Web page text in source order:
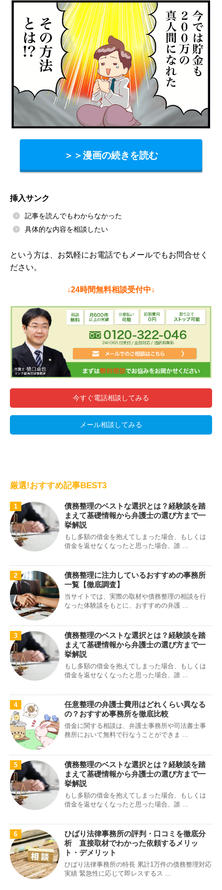
＞＞漫画の続きを読む
挿入サンク
記事を読んでもわからなかった
具体的な内容を相談したい
という方は、お気軽にお電話でもメールでもお問合せく
ださい。
↓24時間無料相談受付中↓
今すぐ電話相談してみる
メール相談してみる
厳選!おすすめ記事BEST3
1
債務整理のベストな選択とは？経験談を踏
まえて基礎情報から弁護士の選び方まで一
挙解説
もし多額の借金を抱えてしまった場合、もしくは
借金を返せなくなったと思った場合、誰 ...
2
債務整理に注力しているおすすめの事務所
一覧【徹底調査】
当サイトでは、実際の取材や債務整理の相談を行
なった体験談をもとに、おすすめの弁護 ...
3
債務整理のベストな選択とは？経験談を踏
まえて基礎情報から弁護士の選び方まで一
挙解説
もし多額の借金を抱えてしまった場合、もしくは
借金を返せなくなったと思った場合、誰 ...
4
任意整理の弁護士費用はどれくらい異なる
の？おすすめ事務所を徹底比較
借金に関する相談は、弁護士事務所や司法書士事
務所において無料で行なうことができま ...
5
債務整理のベストな選択とは？経験談を踏
まえて基礎情報から弁護士の選び方まで一
挙解説
もし多額の借金を抱えてしまった場合、もしくは
借金を返せなくなったと思った場合、誰 ...
6
ひばり法律事務所の評判・口コミを徹底分
析 直接取材でわかった依頼するメリッ
ト・デメリット
ひばり法律事務所の特長 累計1万件の債務整理対応
実績 緊急性に応じて即レスするス ...